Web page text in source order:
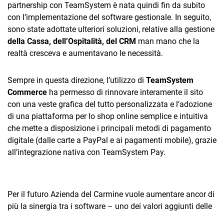
partnership con TeamSystem è nata quindi fin da subito
con l’implementazione del software gestionale. In seguito,
sono state adottate ulteriori soluzioni, relative alla gestione
della Cassa, dell’Ospitalità, del CRM man mano che la
realtà cresceva e aumentavano le necessità.
Sempre in questa direzione, l’utilizzo di TeamSystem
Commerce ha permesso di rinnovare interamente il sito
con una veste grafica del tutto personalizzata e l’adozione
di una piattaforma per lo shop online semplice e intuitiva
che mette a disposizione i principali metodi di pagamento
digitale (dalle carte a PayPal e ai pagamenti mobile), grazie
all’integrazione nativa con TeamSystem Pay.
Per il futuro Azienda del Carmine vuole aumentare ancor di
più la sinergia tra i software – uno dei valori aggiunti delle